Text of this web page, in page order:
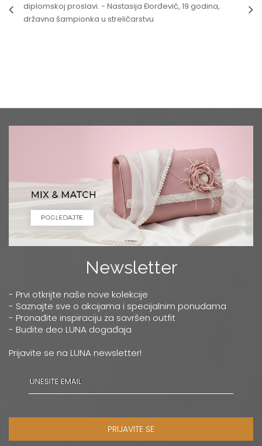
diplomskoj proslavi. - Nastasija Đorđević, 19 godina,
državna šampionka u streličarstvu
Newsletter
- Prvi otkrijte naše nove kolekcije
- Saznajte sve o akcijama i specijalnim ponudama
- Pronađite inspiraciju za savršen outfit
- Budite deo LUNA događaja
Prijavite se na LUNA newsletter!
PRIJAVITE SE